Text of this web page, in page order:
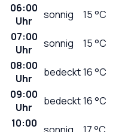
06:00
Uhr
sonnig 15°C
07:00
Uhr
sonnig 15°C
08:00
Uhr
bedeckt16°C
09:00
Uhr
bedeckt16°C
10:00